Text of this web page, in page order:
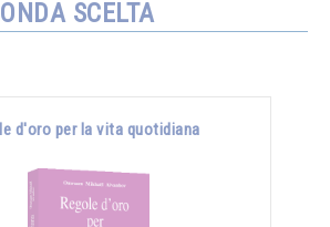
SCELTA
d'oro per la vita quotidiana